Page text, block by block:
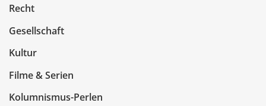
Recht
Gesellschaft
Kultur
Filme & Serien
Kolumnismus-Perlen